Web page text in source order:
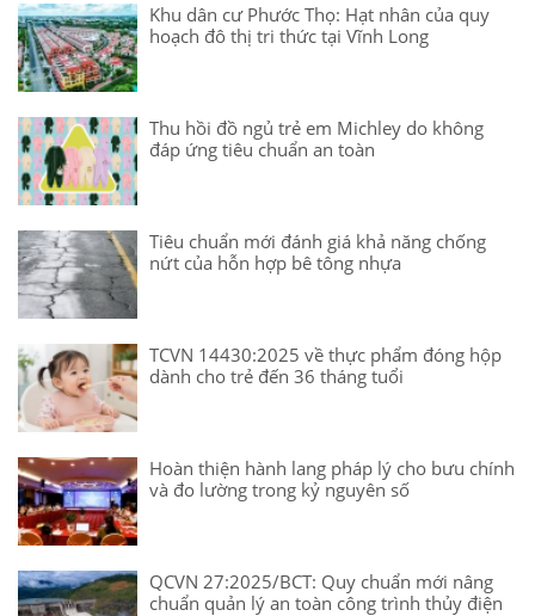
Khu dân cư Phước Thọ: Hạt nhân của quy
hoạch đô thị tri thức tại Vĩnh Long
Thu hồi đồ ngủ trẻ em Michley do không
đáp ứng tiêu chuẩn an toàn
Tiêu chuẩn mới đánh giá khả năng chống
nứt của hỗn hợp bê tông nhựa
TCVN 14430:2025 về thực phẩm đóng hộp
dành cho trẻ đến 36 tháng tuổi
Hoàn thiện hành lang pháp lý cho bưu chính
và đo lường trong kỷ nguyên số
QCVN 27:2025/BCT: Quy chuẩn mới nâng
chuẩn quản lý an toàn công trình thủy điện